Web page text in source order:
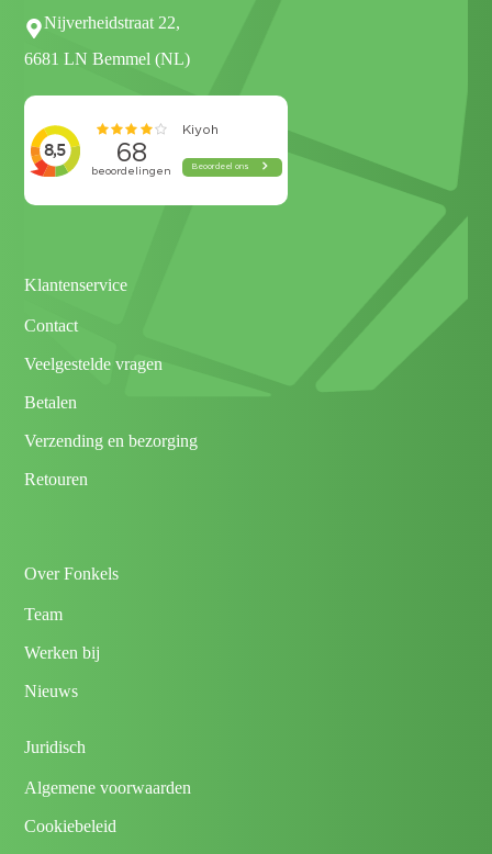
Nijverheidstraat 22,
6681 LN Bemmel (NL)
Klantenservice
Contact
Veelgestelde vragen
Betalen
Verzending en bezorging
Retouren
Over Fonkels
Team
Werken bij
Nieuws
Juridisch
Algemene voorwaarden
Cookiebeleid